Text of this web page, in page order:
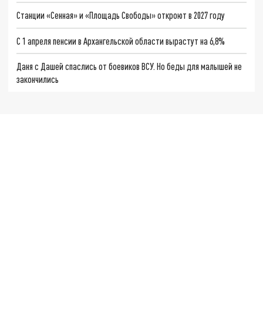
Станции «Сенная» и «Площадь Свободы» откроют в 2027 году
С 1 апреля пенсии в Архангельской области вырастут на 6,8%
Даня с Дашей спаслись от боевиков ВСУ. Но беды для малышей не
закончились